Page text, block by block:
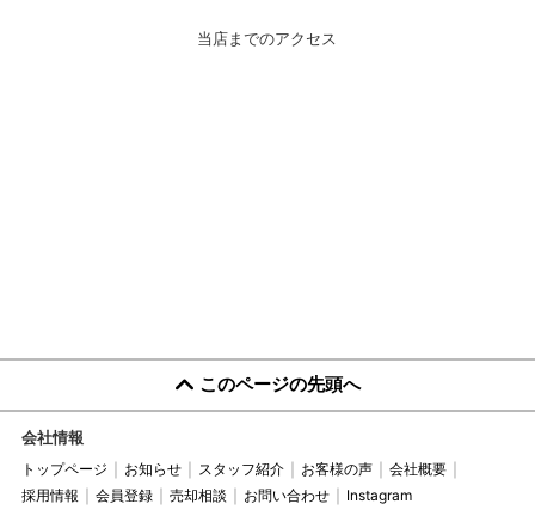
当店までのアクセス
このページの先頭へ
会社情報
トップページ お知らせ スタッフ紹介 お客様の声
会社概要
採用情報
会員登録 売却相談 お問い合わせ Instagram